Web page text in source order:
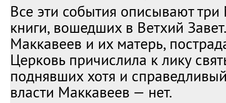
Все эти события описывают
книги, вошедших в Ветхий
Маккавеев и их матерь,
Церковь причислила к лику
поднявших хотя и
власти Маккавеев — нет.